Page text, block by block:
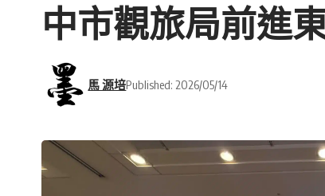
中市觀旅局前進
馬 源培Published: 2026/05/14